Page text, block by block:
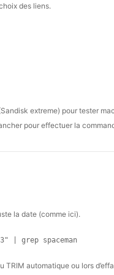
des liens.
extreme) pour tester
pour effectuer la
la date (comme ici).
| grep spaceman
automatique ou lors